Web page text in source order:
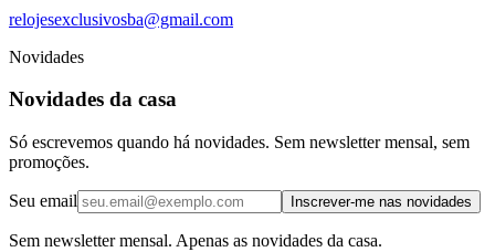
relojesexclusivosba@gmail.com
Novidades
Novidades da casa
Só escrevemos quando há novidades. Sem newsletter mensal, sem
promoções.
Seu email Inscrever-me nas novidades
Sem newsletter mensal. Apenas as novidades da casa.